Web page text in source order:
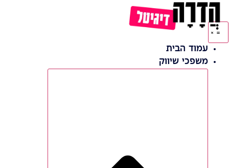
דלג
עמוד הבית
משפכי שיווק